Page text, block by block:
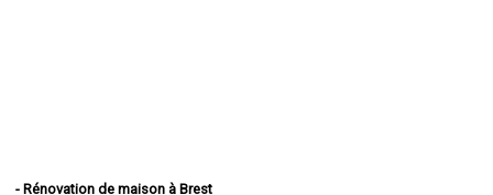
- Rénovation de maison à Brest